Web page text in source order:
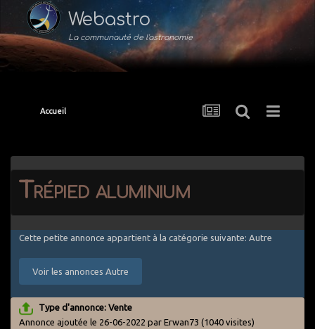
Webastro
La communauté de l'astronomie
Accueil
Trépied aluminium
Cette petite annonce appartient à la catégorie suivante: Autre
Voir les annonces Autre
Type d'annonce: Vente
Annonce ajoutée le 26-06-2022 par Erwan73 (1040 visites)